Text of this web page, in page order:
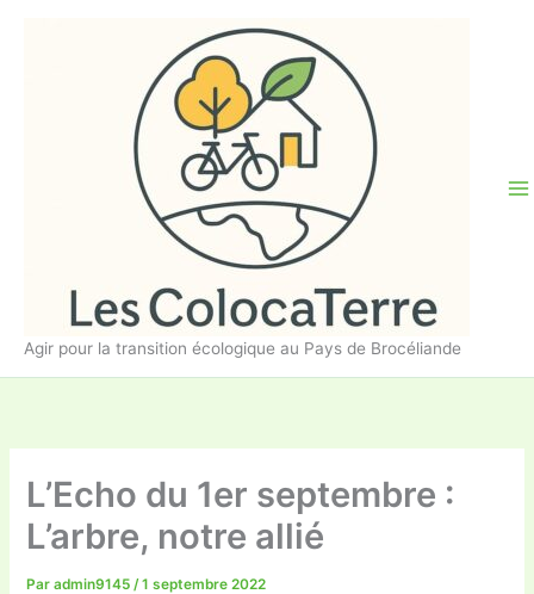
Agir pour la transition écologique au Pays de Brocéliande
L’Echo du 1er septembre :
L’arbre, notre allié
Paradmin9145/1 septembre 2022